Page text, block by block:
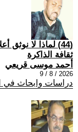
(44) لماذا لا نوثق
ثقافة الذاكرة
أحمد موسى قريعي
2026 / 8 / 9
دراسات وابحاث في